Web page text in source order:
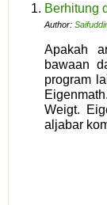
Berhitung
Author:
Apakah
bawaan
program
Weigt.
aljabar